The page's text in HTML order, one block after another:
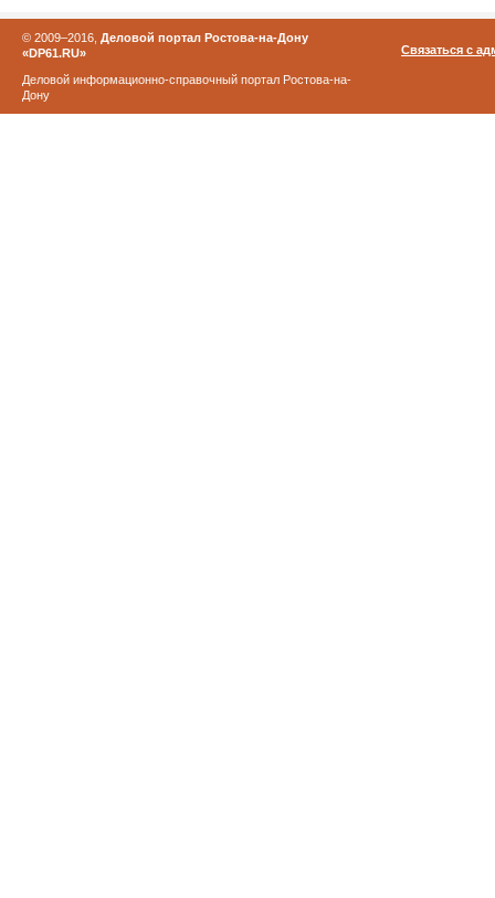
© 2009–2016, Деловой портал Ростова-на-Дону
«DP61.RU»
Деловой информационно-справочный портал Ростова-на-
Дону
Связаться с